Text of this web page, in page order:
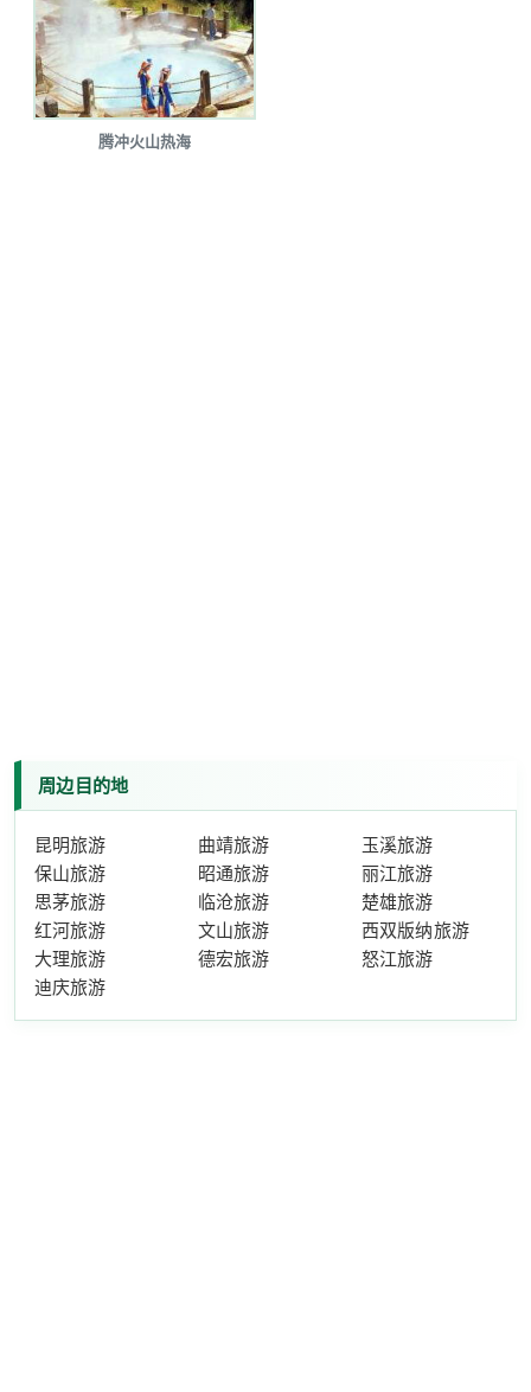
腾冲火山热海
周边目的地
昆明旅游 曲靖旅游
玉溪旅游
保山旅游
昭通旅游
丽江旅游
思茅旅游
临沧旅游
楚雄旅游
红河旅游
文山旅游
西双版纳旅游
大理旅游
德宏旅游
怒江旅游
迪庆旅游